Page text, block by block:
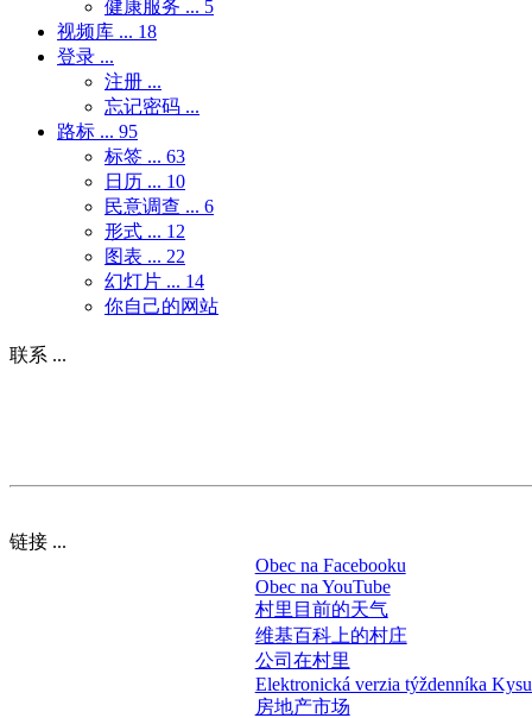
健康服务 ... 5
视频库 ... 18
登录 ...
注册 ...
忘记密码 ...
路标 ... 95
标签 ... 63
日历 ... 10
民意调查 ... 6
形式 ... 12
图表 ... 22
幻灯片 ... 14
你自己的网站
联系 ...
链接 ...
Obec na Facebooku
Obec na YouTube
村里目前的天气
维基百科上的村庄
公司在村里
Elektronická verzia týždenníka
房地产市场